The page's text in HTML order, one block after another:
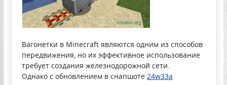
Вагонетки в Minecraft являются одним из способов
передвижения, но их эффективное использование
требует создания железнодорожной сети.
Однако с обновлением в снапшоте 24w33a